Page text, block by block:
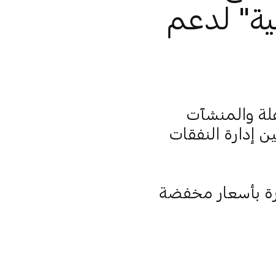
لدعم
والمنشآت
إدارة النفقات
بأسعار مخفضة